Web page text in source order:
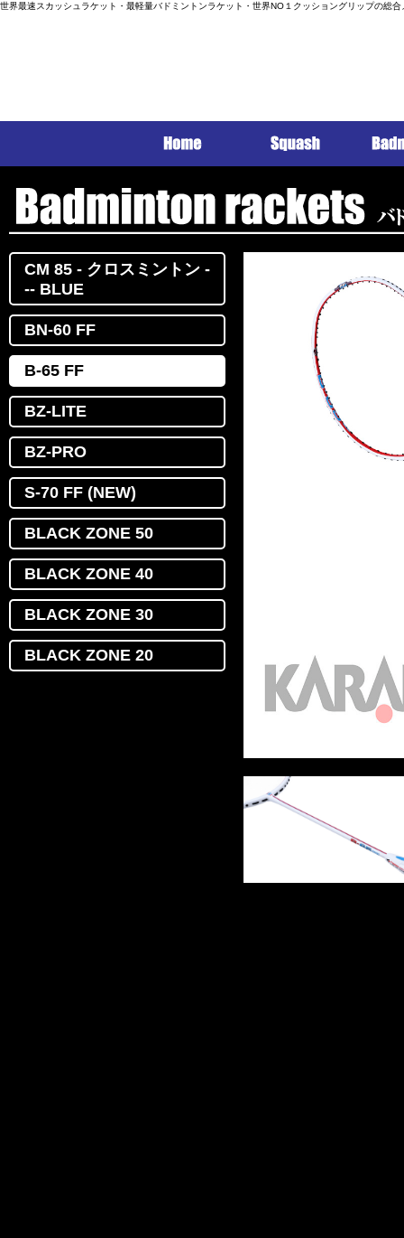
世界最速スカッシュラケット・最軽量バドミントンラケット・世界NO１クッショングリップの総
CM 85 - クロスミントン -
-- BLUE
BN-60 FF
B-65 FF
BZ-LITE
BZ-PRO
S-70 FF (NEW)
BLACK ZONE 50
BLACK ZONE 40
BLACK ZONE 30
BLACK ZONE 20